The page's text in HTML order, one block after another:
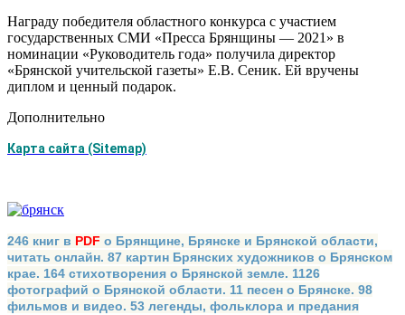
Награду победителя областного конкурса с участием
государственных СМИ «Пресса Брянщины — 2021» в
номинации «Руководитель года» получила директор
«Брянской учительской газеты» Е.В. Сеник. Ей вручены
диплом и ценный подарок.
Дополнительно
Карта сайта (Sitemap)
246 книг в PDF о Брянщине, Брянске и Брянской области,
читать онлайн. 87 картин Брянских художников о Брянском
крае. 164 стихотворения о Брянской земле. 1126
фотографий о Брянской области. 11 песен о Брянске. 98
фильмов и видео. 53 легенды, фольклора и предания